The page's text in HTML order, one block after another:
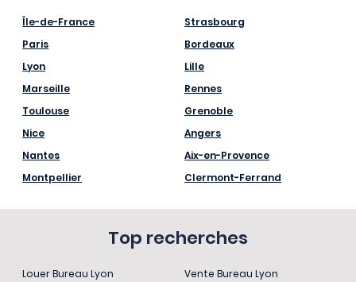
Île-de-France
Paris
Lyon
Marseille
Toulouse
Nice
Nantes
Montpellier
Strasbourg
Bordeaux
Lille
Rennes
Grenoble
Angers
Aix-en-Provence
Clermont-Ferrand
Top recherches
Louer Bureau Lyon
Vente Bureau Lyon